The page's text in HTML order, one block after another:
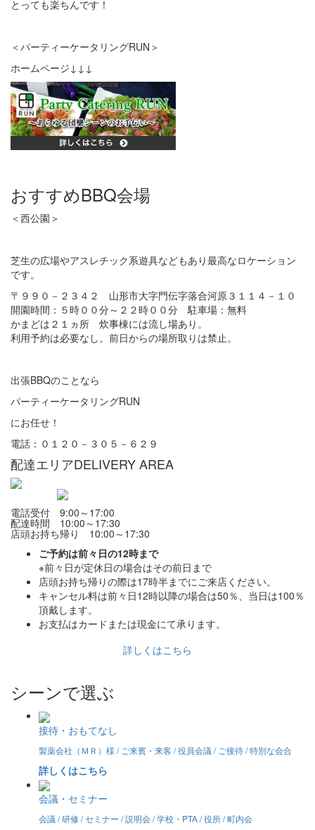
とっても楽ちんです！
＜パーティーケータリングRUN＞
ホームページ↓↓↓
おすすめBBQ会場
＜西公園＞
芝生の広場やアスレチック系遊具などもあり最高なロケーション
です。
〒９９０－２３４２ 山形市大字門伝字落合河原３１１４－１０
開園時間：５時００分～２２時００分 駐車場：無料
かまどは２１ヵ所 炊事棟には流し場あり。
利用予約は必要なし。前日からの場所取りは禁止。
出張BBQのことなら
パーティーケータリングRUN
にお任せ！
電話：０１２０－３０５－６２９
配達エリアDELIVERY AREA
電話受付 9:00～17:00
配達時間 10:00～17:30
店頭お持ち帰り 10:00～17:30
ご予約は前々日の12時まで
※前々日が定休日の場合はその前日まで
店頭お持ち帰りの際は17時半までにご来店ください。
キャンセル料は前々日12時以降の場合は50％、当日は100％
頂戴します。
お支払はカードまたは現金にて承ります。
詳しくはこちら
シーンで選ぶ
接待・おもてなし
製薬会社（ＭＲ）様 / ご来賓・来客 / 役員会議 / ご接待 / 特別な会合
詳しくはこちら
会議・セミナー
会議 / 研修 / セミナー / 説明会 / 学校・PTA / 役所 / 町内会